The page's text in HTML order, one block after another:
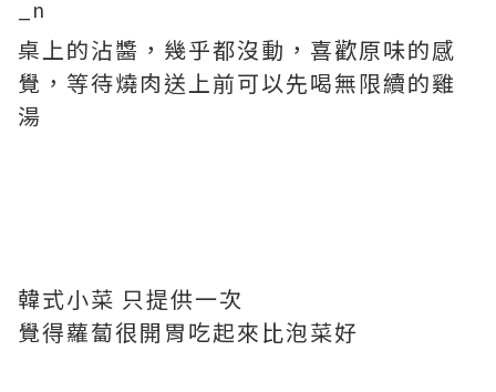
桌上的沾醬，幾乎都沒動，喜歡原味的感
覺，等待燒肉送上前可以先喝無限續的雞
湯
韓式小菜 只提供一次
覺得蘿蔔很開胃吃起來比泡菜好